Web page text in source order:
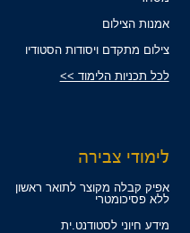
אמנות הצילום
צילום מתקדם ויסודות הסטודיו
לכל תכניות הלימוד >>
לימודי צבירה
אפיק קבלה מקוצר לתואר ראשון
ללא פסיכומטרי
מידע חיוני לסטודנט.ית